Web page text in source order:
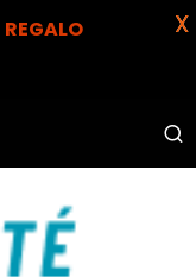
REGALO
X